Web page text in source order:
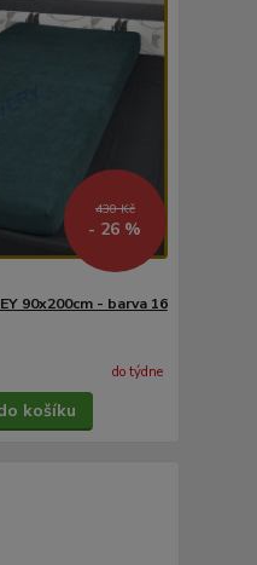
430 Kč
- 26 %
90x200cm - barva 16
do týdne
košíku